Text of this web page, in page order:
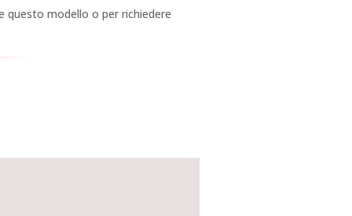
questo modello o per richiedere